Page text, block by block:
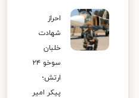
احراز
شهادت
خلبان
سوخو ۲۴
ارتش؛
پیکر امیر